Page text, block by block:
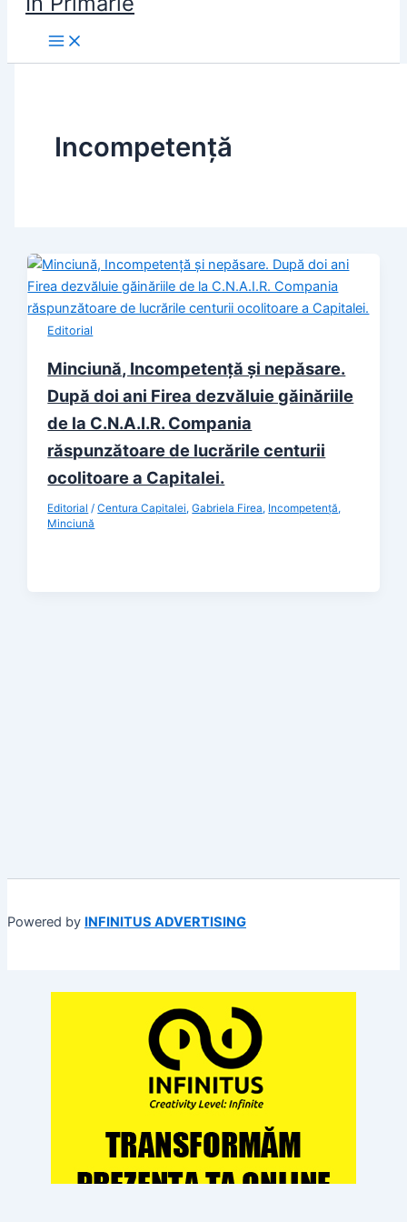
Incompetență
Editorial
Minciună, Incompetență și nepăsare.
După doi ani Firea dezvăluie găinăriile
de la C.N.A.I.R. Compania
răspunzătoare de lucrările centurii
ocolitoare a Capitalei.
Editorial /Centura Capitalei,Gabriela Firea, Incompetență,
Minciună
Powered by INFINITUS ADVERTISING